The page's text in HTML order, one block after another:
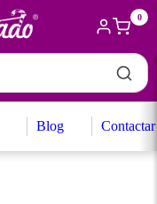
0
Blog Contactar